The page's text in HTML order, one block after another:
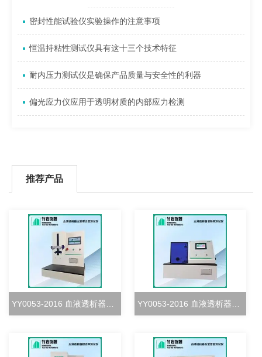
密封性能试验仪实验操作的注意事项
恒温持粘性测试仪具有这十三个技术特征
耐内压力测试仪是确保产品质量与安全性的利器
偏光应力仪应用于透明材质的内部应力检测
推荐产品
YY0053-2016 血液透析器血室密合度测试仪 YY0053-2016 血液透析器清除率测试仪